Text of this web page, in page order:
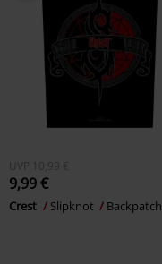
UVP 10,99 €
9,99 €
Crest Slipknot Backpatch